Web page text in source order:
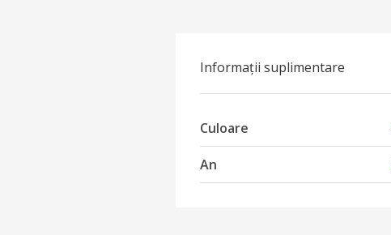
Informații suplimentare
Culoare
An